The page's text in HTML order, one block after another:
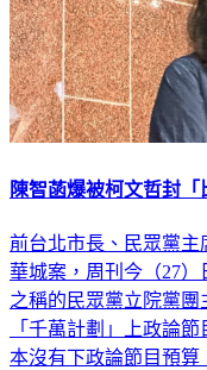
陳智菡爆被柯文哲封
前台北市長、民眾黨
華城案，周刊今（27）
之稱的民眾黨立院黨
「千萬計劃」上政論
本沒有下政論節目預